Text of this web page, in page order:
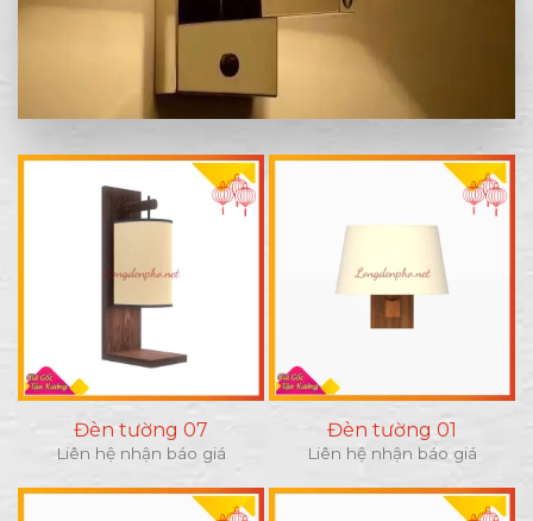
Đèn tường 07
Liên hệ nhận báo giá
Đèn tường 01
Liên hệ nhận báo giá